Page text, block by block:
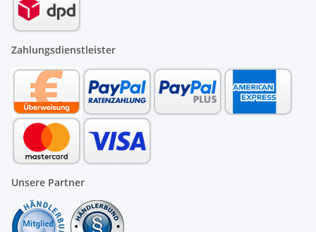
Zahlungsdienstleister
Unsere Partner